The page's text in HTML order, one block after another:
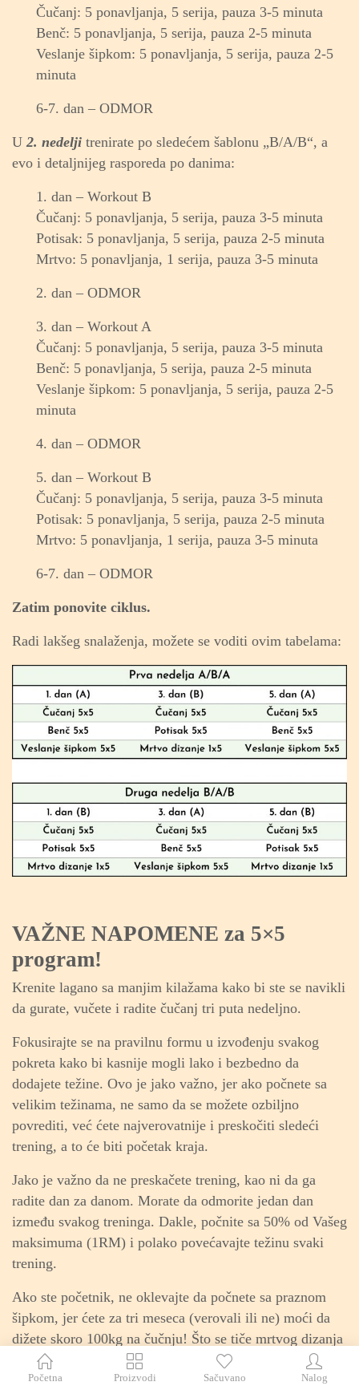
Početna Proizvodi Sačuvano Nalog
Čučanj: 5 ponavljanja, 5 serija, pauza 3-5 minuta
Benč: 5 ponavljanja, 5 serija, pauza 2-5 minuta
Veslanje šipkom: 5 ponavljanja, 5 serija, pauza 2-5
minuta
6-7. dan – ODMOR
U 2. nedelji trenirate po sledećem šablonu „B/A/B“, a
evo i detaljnijeg rasporeda po danima:
1. dan – Workout B
Čučanj: 5 ponavljanja, 5 serija, pauza 3-5 minuta
Potisak: 5 ponavljanja, 5 serija, pauza 2-5 minuta
Mrtvo: 5 ponavljanja, 1 serija, pauza 3-5 minuta
2. dan – ODMOR
3. dan – Workout A
Čučanj: 5 ponavljanja, 5 serija, pauza 3-5 minuta
Benč: 5 ponavljanja, 5 serija, pauza 2-5 minuta
Veslanje šipkom: 5 ponavljanja, 5 serija, pauza 2-5
minuta
4. dan – ODMOR
5. dan – Workout B
Čučanj: 5 ponavljanja, 5 serija, pauza 3-5 minuta
Potisak: 5 ponavljanja, 5 serija, pauza 2-5 minuta
Mrtvo: 5 ponavljanja, 1 serija, pauza 3-5 minuta
6-7. dan – ODMOR
Zatim ponovite ciklus.
Radi lakšeg snalaženja, možete se voditi ovim tabelama:
VAŽNE NAPOMENE za 5×5
program!
Krenite lagano sa manjim kilažama kako bi ste se navikli
da gurate, vučete i radite čučanj tri puta nedeljno.
Fokusirajte se na pravilnu formu u izvođenju svakog
pokreta kako bi kasnije mogli lako i bezbedno da
dodajete težine. Ovo je jako važno, jer ako počnete sa
velikim težinama, ne samo da se možete ozbiljno
povrediti, već ćete najverovatnije i preskočiti sledeći
trening, a to će biti početak kraja.
Jako je važno da ne preskačete trening, kao ni da ga
radite dan za danom. Morate da odmorite jedan dan
između svakog treninga. Dakle, počnite sa 50% od Vašeg
maksimuma (1RM) i polako povećavajte težinu svaki
trening.
Ako ste početnik, ne oklevajte da počnete sa praznom
šipkom, jer ćete za tri meseca (verovali ili ne) moći da
dižete skoro 100kg na čučnju! Što se tiče mrtvog dizanja
i veslanja šipkom, morate da stavite neke ploče, jer teg
ne može da Vam visi u vazduhu.